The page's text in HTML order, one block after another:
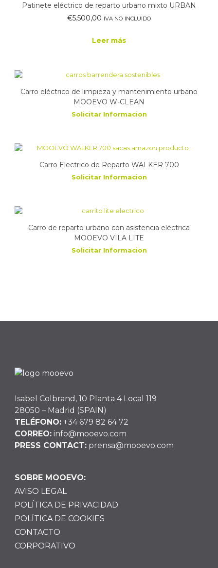
Patinete eléctrico de reparto urbano mixto URBAN
€5.500,00 IVA NO INCLUIDO
Leer más
Carro eléctrico de limpieza y mantenimiento urbano
MOOEVO W-CLEAN
Solicitar Informacion
Carro Electrico de Reparto WALKER 700
Solicitar Informacion
Carro de reparto urbano con asistencia eléctrica
MOOEVO VILA LITE
Solicitar Informacion
Isabel Colbrand, 10 Planta 4 Local 119
28050 – Madrid (SPAIN)
TELÉFONO: +34 679 82 64 72
CORREO: info@mooevo.com
PRESS CONTACT: prensa@mooevo.com
SOBRE MOOEVO:
AVISO LEGAL
POLÍTICA DE PRIVACIDAD
POLÍTICA DE COOKIES
CONTACTO
CORPORATIVO